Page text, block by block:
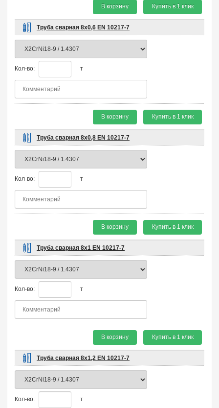
В корзину Купить в 1 клик
Труба сварная 8х0,6 EN 10217-7
Кол-во: т
В корзину Купить в 1 клик
Труба сварная 8х0,8 EN 10217-7
Кол-во: т
В корзину Купить в 1 клик
Труба сварная 8х1 EN 10217-7
Кол-во: т
В корзину Купить в 1 клик
Труба сварная 8х1,2 EN 10217-7
Кол-во: т